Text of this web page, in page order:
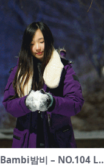
Bambi밤비 – NO.104 La